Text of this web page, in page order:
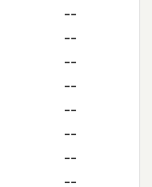
--
--
--
--
--
--
--
--